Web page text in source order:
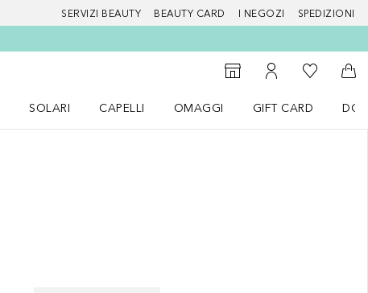
SERVIZI BEAUTY BEAUTY CARD I NEGOZI SPEDIZIONI
StorefinderAl Mio Account
Alla Mia
Al
SOLARI
CAPELLI
OMAGGI
GIFT CARD